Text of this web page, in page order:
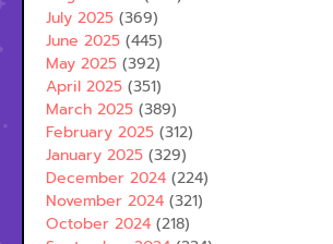
July 2025 (369)
June 2025 (445)
May 2025 (392)
April 2025 (351)
March 2025 (389)
February 2025 (312)
January 2025 (329)
December 2024 (224)
November 2024 (321)
October 2024 (218)